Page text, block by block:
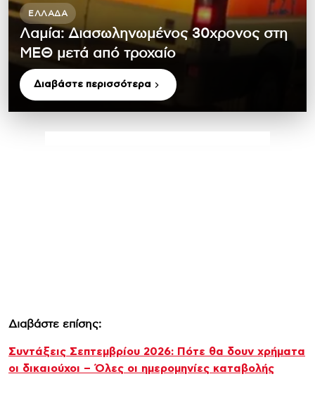
ΕΛΛΆΔΑ
Λαμία: Διασωληνωμένος 30χρονος στη
ΜΕΘ μετά από τροχαίο
Διαβάστε περισσότερα
Διαβάστε επίσης:
Συντάξεις Σεπτεμβρίου 2026: Πότε θα δουν χρήματα
οι δικαιούχοι – Όλες οι ημερομηνίες καταβολής